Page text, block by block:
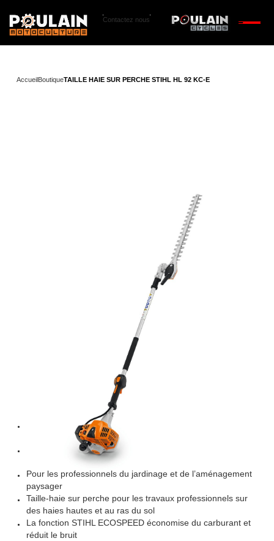
Contactez nous
AccueilBoutiqueTAILLE HAIE SUR PERCHE STIHL HL 92 KC-E
TAILLE HAIE SUR
PERCHE STIHL HL
92 KC-E
Conçu pour la taille de haies hautes et larges. Version
courte pour une ergonomie accrue
Taille-haie thermique efficace et économique à tube extra
Pour les professionnels du jardinage et de l’aménagement
paysager
Taille-haie sur perche pour les travaux professionnels sur
des haies hautes et au ras du sol
La fonction STIHL ECOSPEED économise du carburant et
réduit le bruit